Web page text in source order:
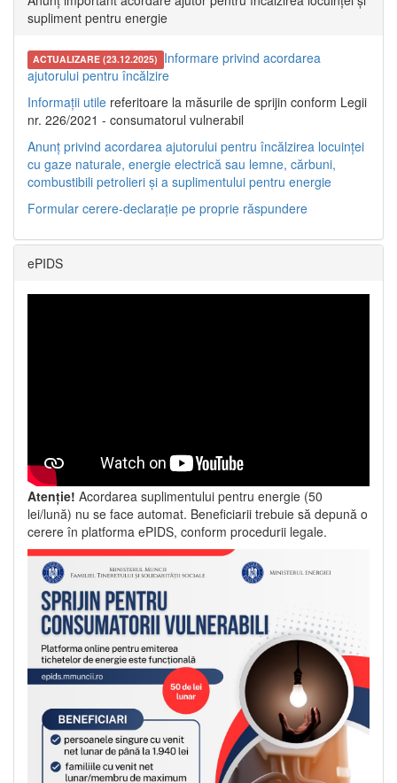
supliment pentru energie
ACTUALIZARE (23.12.2025) Informare privind acordarea
ajutorului pentru încălzire
Informații utile referitoare la măsurile de sprijin conform Legii
nr. 226/2021 - consumatorul vulnerabil
Anunț privind acordarea ajutorului pentru încălzirea locuinței
cu gaze naturale, energie electrică sau lemne, cărbuni,
combustibili petrolieri și a suplimentului pentru energie
Formular cerere-declarație pe proprie răspundere
ePIDS
Atenție! Acordarea suplimentului pentru energie (50
lei/lună) nu se face automat. Beneficiarii trebuie să depună o
cerere în platforma ePIDS, conform procedurii legale.